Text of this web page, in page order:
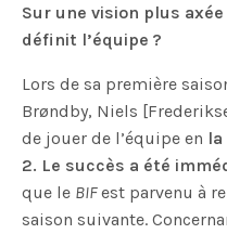
Sur une vision plus
définit l’équipe ?
Lors de sa première
Brøndby, Niels
de jouer de l’équipe en
2. Le succès a été
que le BIFest parvenu à
saison suivante.